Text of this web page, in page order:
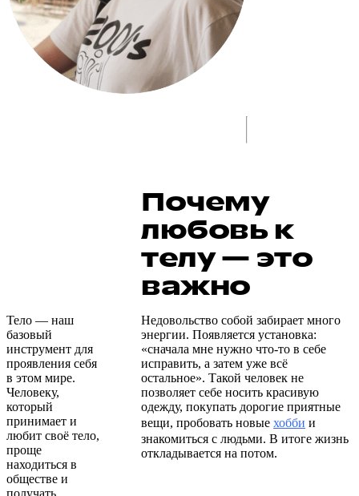
Почему
любовь к
телу — это
важно
Тело — наш
базовый
инструмент для
проявления себя
в этом мире.
Человеку,
который
принимает и
любит своё тело,
проще
находиться в
обществе и
получать
Недовольство собой забирает много
энергии. Появляется установка:
«сначала мне нужно что-то в себе
исправить, а затем уже всё
остальное». Такой человек не
позволяет себе носить красивую
одежду, покупать дорогие приятные
вещи, пробовать новые хобби и
знакомиться с людьми. В итоге жизнь
откладывается на потом.